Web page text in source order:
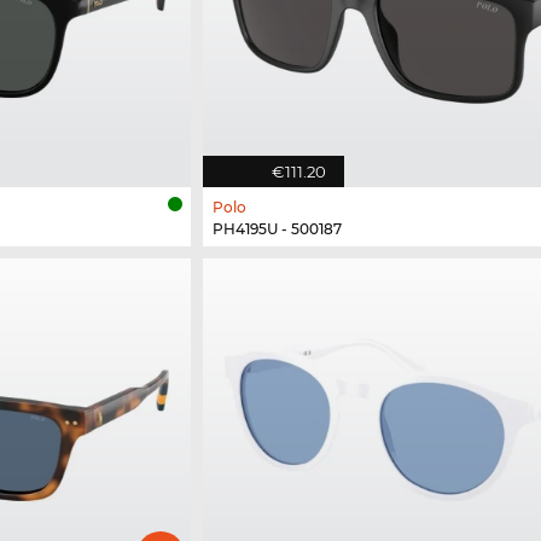
€111.20
Polo
PH4195U - 500187